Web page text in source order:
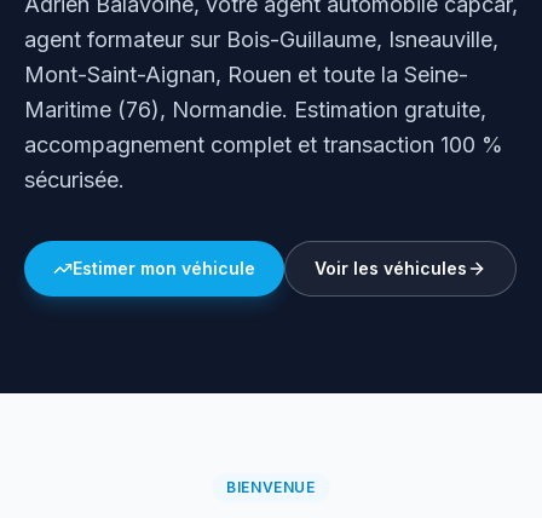
agent formateur sur Bois-Guillaume, Isneauville,
Mont-Saint-Aignan, Rouen et toute la Seine-
Maritime (76), Normandie. Estimation gratuite,
accompagnement complet et transaction 100 %
sécurisée.
Estimer mon véhicule Voir les véhicules
BIENVENUE